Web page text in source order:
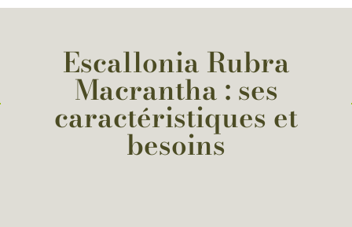
Escallonia Rubra
Macrantha : ses
caractéristiques et
besoins